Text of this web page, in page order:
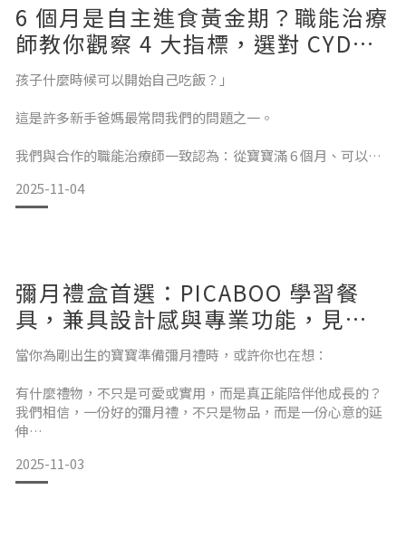
6 個月是自主進食黃金期？職能治療
師教你觀察 4 大指標，選對 CYD
TERRA 學習餐具陪寶寶練出精細動
作
孩子什麼時候可以開始自己吃飯？」
這是許多新手爸媽最常問我們的問題之一。
我們與合作的職能治療師一致認為：從寶寶滿 6 個月、可以穩
階段，吃飯不只是吃飽而已，更是訓練動作控制、感覺統合、
甚至情緒與自信的第一步。為什麼自主進食很重要？——治療
指、手腕與肩膀的協調。✅ 感覺統合與探
2025-11-04
彌月禮盒首選：PICABOO 學習餐
具，兼具設計感與專業功能，見證
寶寶第一口自主進食
當你為剛出生的寶寶準備彌月禮時，或許你也在想：
有什麼禮物，不只是可愛或實用，而是真正能陪伴他成長的？
我們相信，一份好的彌月禮，不只是物品，而是一份心意的延
伸
PICABOO 學習餐具，就是為這樣的心意而誕生不只是「吃飯用
具」，而是自立的起點寶寶從一開始的餵食，到逐漸學會自己
2025-11-03